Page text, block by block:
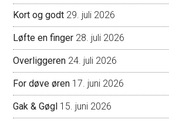
Kort og godt 29. juli 2026
Løfte en finger 28. juli 2026
Overliggeren 24. juli 2026
For døve øren 17. juni 2026
Gak & Gøgl 15. juni 2026